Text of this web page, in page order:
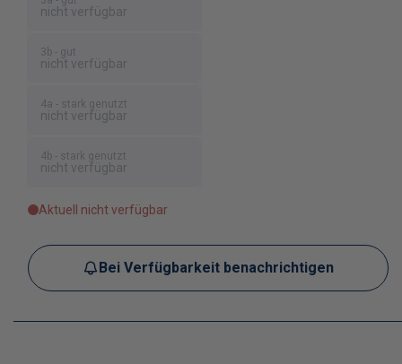
nicht verfügbar
3b - gut
nicht verfügbar
4a - stark genutzt
nicht verfügbar
4b - stark genutzt
nicht verfügbar
Aktuell nicht verfügbar
Bei Verfügbarkeit benachrichtigen